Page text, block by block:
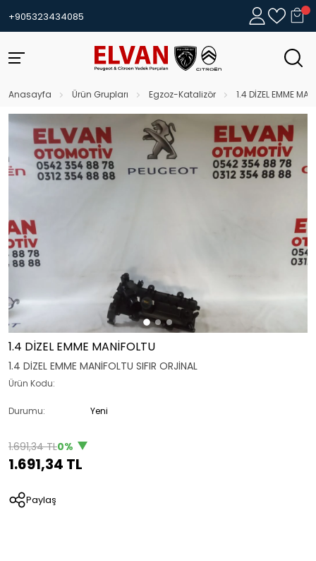
+905323434085
Anasayfa Ürün Grupları Egzoz-Katalizör 1.4 DİZEL EMME
1.4 DİZEL EMME MANİFOLTU
1.4 DİZEL EMME MANİFOLTU SIFIR ORJİNAL
Ürün Kodu:
Durumu: Yeni
1.691,34 TL0%
1.691,34 TL
Paylaş